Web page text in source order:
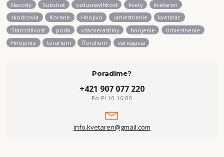
Navody
Substrat vzdusnavlhkost kvety
kvetaren
skodcovia
Korene Hnojivo umiestnenie
kvetinac
Starostlivosť
poda vzacnerastliny hnojenie
Umiestnenie
Hnojenie
terarium floralium variegacia
Poradíme?
+421 907 077 220
Po-Pi 10-16:00
info.kvetaren@gmail.com